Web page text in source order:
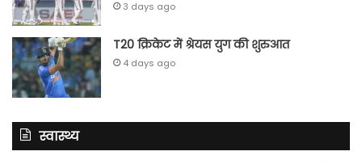
3 days ago
T20 क्रिकेट में श्रेयस युग की शुरुआत
4 days ago
स्वास्थ्य